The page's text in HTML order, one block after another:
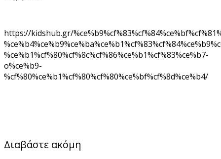
https://kidshub.gr/
%ce%b1%cf%80%cf%8c%cf%86%ce%b1%cf%83%ce%b7-
o%ce%b9-
%cf%80%ce%b1%cf%80%cf%80%ce%bf%cf%8d%ce%b4/
Διαβάστε ακόμη